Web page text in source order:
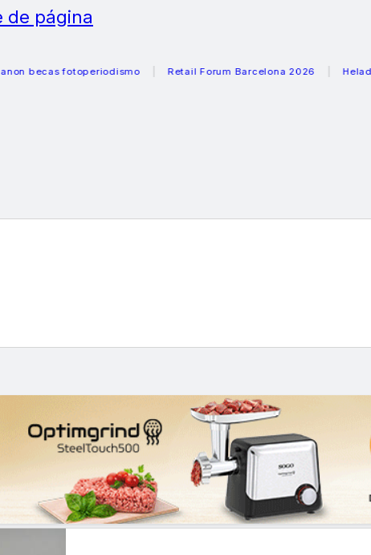
de página
fotoperiodismo Retail Forum Barcelona 2026 Heladeras